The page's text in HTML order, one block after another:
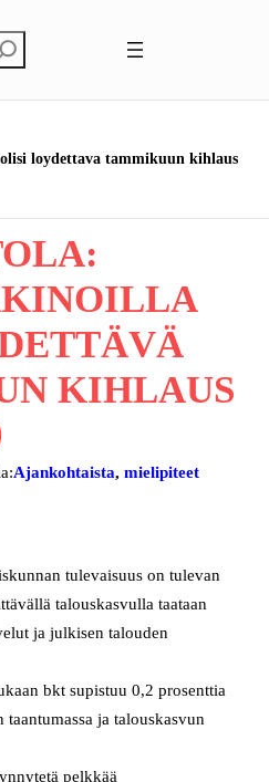
loydettava tammikuun kihlaus
KIHLAUS
Ajankohtaista, mielipiteet
tulevaisuus on tulevan
talouskasvulla taataan
ja julkisen talouden
bkt supistuu 0,2 prosenttia
ja talouskasvun
pelkkää